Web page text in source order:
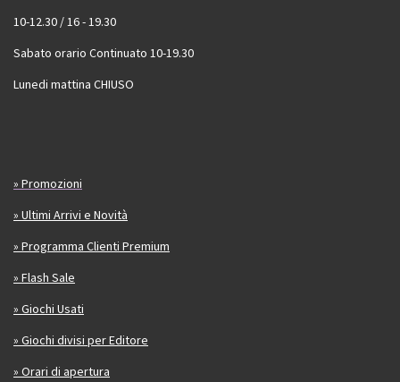
10-12.30 / 16 - 19.30
Sabato orario Continuato 10-19.30
Lunedi mattina CHIUSO
» Promozioni
» Ultimi Arrivi e Novità
» Programma Clienti Premium
» Flash Sale
» Giochi Usati
» Giochi divisi per Editore
» Orari di apertura